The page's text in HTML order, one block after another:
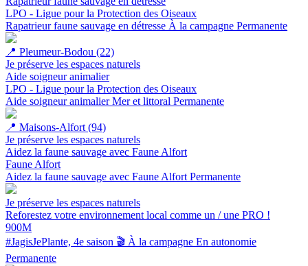
LPO - Ligue pour la Protection des Oiseaux
Rapatrieur faune sauvage en détresse À la campagne Permanente
📍 Pleumeur-Bodou (22)
Je préserve les espaces naturels
Aide soigneur animalier
LPO - Ligue pour la Protection des Oiseaux
Aide soigneur animalierMer et littoral Permanente
📍 Maisons-Alfort (94)
Je préserve les espaces naturels
Aidez la faune sauvage avec Faune Alfort
Faune Alfort
Aidez la faune sauvage avec Faune Alfort Permanente
Je préserve les espaces naturels
Reforestez votre environnement local comme un / une PRO !
900M
#JagisJePlante, 4e saison 🎬 À la campagne En autonomie
Permanente